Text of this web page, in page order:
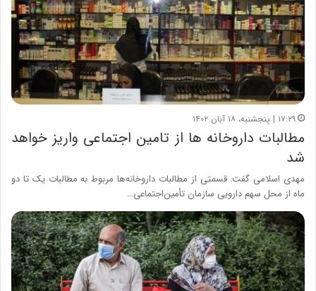
۱۷:۲۹ | پنجشنبه، ۱۸ آبان ۱۴۰۲
مطالبات داروخانه ها از تامین اجتماعی واریز خواهد
شد
مهدی اسلامی گفت: قسمتی از مطالبات داروخانه‌ها مربوط به مطالبات یک تا دو
ماه از محل سهم دارویی سازمان تأمین‌‍‌اجتماعی…